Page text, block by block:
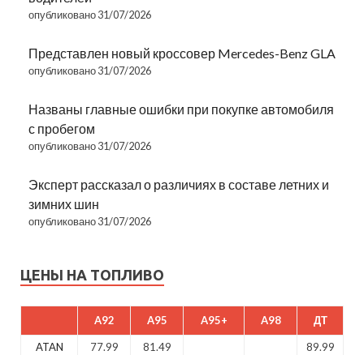
опубликовано 31/07/2026
Представлен новый кроссовер Mercedes-Benz GLA
опубликовано 31/07/2026
Названы главные ошибки при покупке автомобиля
с пробегом
опубликовано 31/07/2026
Эксперт рассказал о различиях в составе летних и
зимних шин
опубликовано 31/07/2026
ЦЕНЫ НА ТОПЛИВО
A92 A95 A95+ A98 ДТ
ATAN 77.99 81.49
89.99